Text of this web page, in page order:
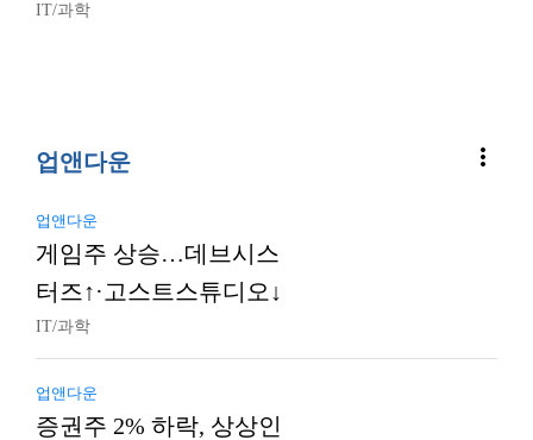
IT/과학
업앤다운 more_vert
업앤다운
게임주 상승…데브시스
터즈↑·고스트스튜디오↓
IT/과학
업앤다운
증권주 2% 하락, 상상인